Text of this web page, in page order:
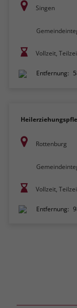
Singen
Vollzeit,
Entfernung:
Rottenburg
Vollzeit,
Entfernung: